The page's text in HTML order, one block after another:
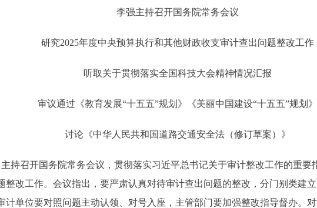
李强主持召开国务院常务会议
研究2025年度中央预算执行和其他财政收支审计查出问题整改工作
听取关于贯彻落实全国科技大会精神情况汇报
审议通过《教育发展“十五五”规划》《美丽中国建设“十五五”规划》
讨论《中华人民共和国道路交通安全法（修订草案）》
召开国务院常务会议，贯彻落实习近平总书记关于审计整改工作的重要
整改工作。会议指出，要严肃认真对待审计查出问题的整改，分门别类建
计单位要对照问题主动认领、对号入座，主管部门要加强整改指导督办。